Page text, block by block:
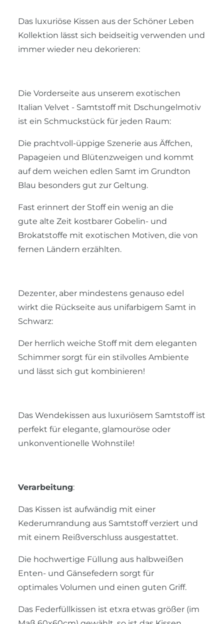
Das luxuriöse Kissen aus der Schöner Leben
Kollektion lässt sich beidseitig verwenden und
immer wieder neu dekorieren:
Die Vorderseite aus unserem exotischen
Italian Velvet - Samtstoff mit Dschungelmotiv
ist ein Schmuckstück für jeden Raum:
Die prachtvoll-üppige Szenerie aus Äffchen,
Papageien und Blütenzweigen und kommt
auf dem weichen edlen Samt im Grundton
Blau besonders gut zur Geltung.
Fast erinnert der Stoff ein wenig an die
gute alte Zeit kostbarer Gobelin- und
Brokatstoffe mit exotischen Motiven, die von
fernen Ländern erzählten.
Dezenter, aber mindestens genauso edel
wirkt die Rückseite aus unifarbigem Samt in
Schwarz:
Der herrlich weiche Stoff mit dem eleganten
Schimmer sorgt für ein stilvolles Ambiente
und lässt sich gut kombinieren!
Das Wendekissen aus luxuriösem Samtstoff ist
perfekt für elegante, glamouröse oder
unkonventionelle Wohnstile!
Verarbeitung:
Das Kissen ist aufwändig mit einer
Kederumrandung aus Samtstoff verziert und
mit einem Reißverschluss ausgestattet.
Die hochwertige Füllung aus halbweißen
Enten- und Gänsefedern sorgt für
optimales Volumen und einen guten Griff.
Das Federfüllkissen ist etxra etwas größer (im